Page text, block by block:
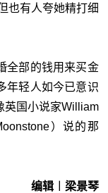
也有人夸她精打细
全部的钱用来买金
年轻人如今已意识
英国小说家William
）说的那
编辑︱梁景琴